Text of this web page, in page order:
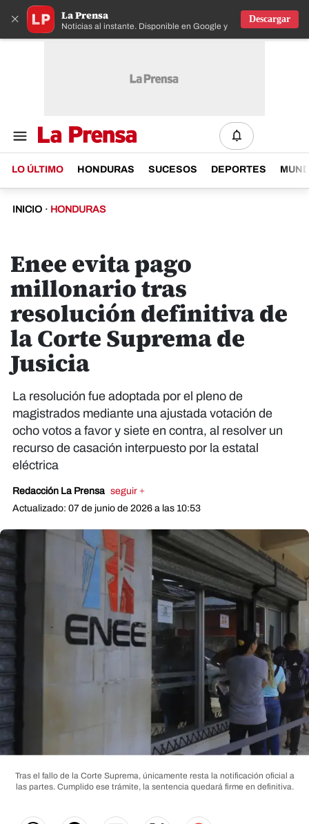
× La Prensa
Noticias al instante. Disponible en Google y IOS
Descargar
LO ÚLTIMO HONDURAS SUCESOS DEPORTES
INICIO · HONDURAS
Enee evita pago
millonario tras
resolución definitiva de
la Corte Suprema de
Jusicia
La resolución fue adoptada por el pleno de
magistrados mediante una ajustada votación de
ocho votos a favor y siete en contra, al resolver un
recurso de casación interpuesto por la estatal
eléctrica
Redacción La Prensa seguir +
Actualizado: 07 de junio de 2026 a las 10:53
Tras el fallo de la Corte Suprema, únicamente resta la notificación oficial a
las partes. Cumplido ese trámite, la sentencia quedará firme en definitiva.